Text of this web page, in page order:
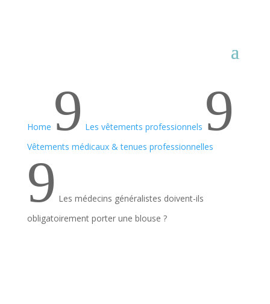
Home 9 Les vêtements professionnels 9
Vêtements médicaux & tenues professionnelles
9 Les médecins généralistes doivent-ils
obligatoirement porter une blouse ?